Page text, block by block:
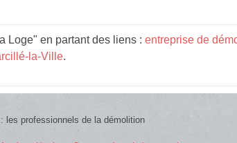
Loge" en partant des liens : entreprise de
la-Ville.
les professionnels de la démolition